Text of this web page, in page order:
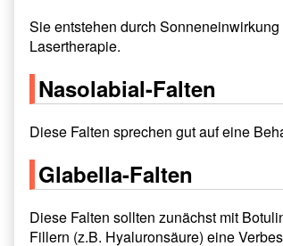
Sie entstehen durch
Lasertherapie.
Nasolabial-Falten
Diese Falten sprechen gut auf eine
Glabella-Falten
Diese Falten sollten zunächst mit
Fillern (z.B. Hyaluronsäure) eine